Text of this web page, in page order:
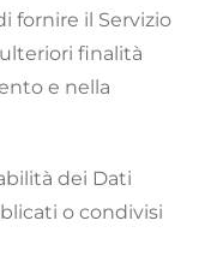
fornire il Servizio
finalità
e nella
dei Dati
o condivisi